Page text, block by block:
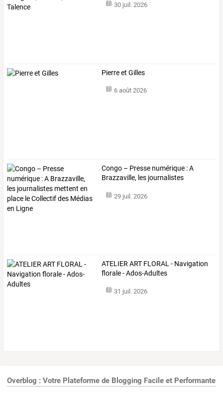
30 juil. 2026
Pierre et Gilles
6 août 2026
Congo – Presse numérique :A
Brazzaville, les journalistes
29 juil. 2026
ATELIER ART FLORAL - Navigation
florale - Ados-Adultes
31 juil. 2026
Overblog : Votre Plateforme de Blogging Facile et Performante